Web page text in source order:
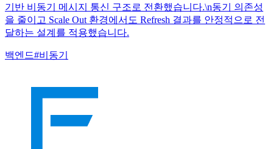
기반 비동기 메시지 통신 구조로 전환했습니다.\n동기 의존성
을 줄이고 Scale Out 환경에서도 Refresh 결과를 안정적으로 전
달하는 설계를 적용했습니다.
백엔드#비동기